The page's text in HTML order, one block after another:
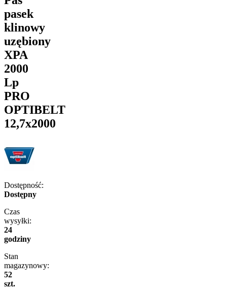
pasek
klinowy
uzębiony
XPA
2000
Lp
PRO
OPTIBELT
12,7x2000
Dostępność:
Dostępny
Czas
wysyłki:
24
godziny
Stan
magazynowy:
52
szt.